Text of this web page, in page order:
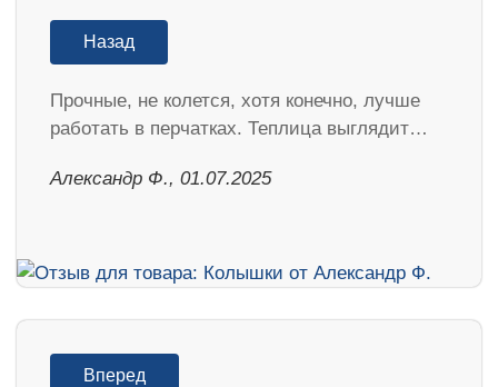
Назад
Прочные, не колется, хотя конечно, лучше
работать в перчатках. Теплица выглядит…
Александр Ф., 01.07.2025
Вперед